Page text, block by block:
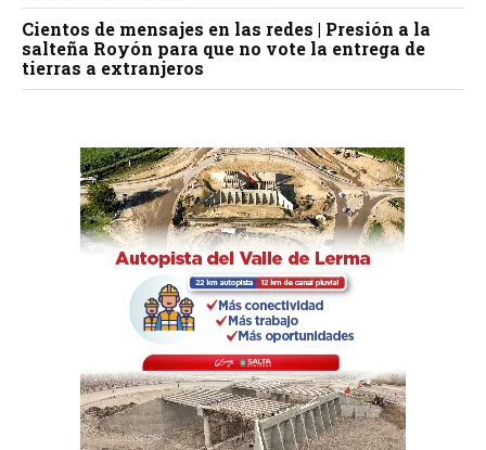
Cientos de mensajes en las redes | Presión a la
salteña Royón para que no vote la entrega de
tierras a extranjeros